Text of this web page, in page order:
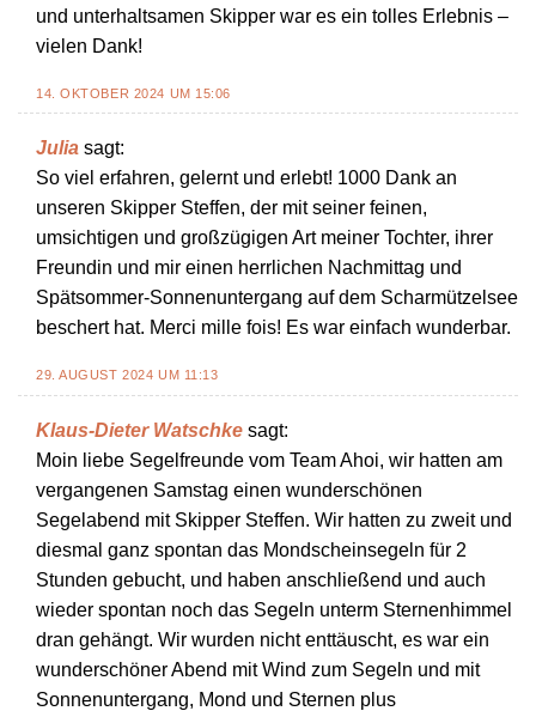
und unterhaltsamen Skipper war es ein tolles Erlebnis –
vielen Dank!
14. OKTOBER 2024 UM 15:06
Julia sagt:
So viel erfahren, gelernt und erlebt! 1000 Dank an
unseren Skipper Steffen, der mit seiner feinen,
umsichtigen und großzügigen Art meiner Tochter, ihrer
Freundin und mir einen herrlichen Nachmittag und
Spätsommer-Sonnenuntergang auf dem Scharmützelsee
beschert hat. Merci mille fois! Es war einfach wunderbar.
29. AUGUST 2024 UM 11:13
Klaus-Dieter Watschke sagt:
Moin liebe Segelfreunde vom Team Ahoi, wir hatten am
vergangenen Samstag einen wunderschönen
Segelabend mit Skipper Steffen. Wir hatten zu zweit und
diesmal ganz spontan das Mondscheinsegeln für 2
Stunden gebucht, und haben anschließend und auch
wieder spontan noch das Segeln unterm Sternenhimmel
dran gehängt. Wir wurden nicht enttäuscht, es war ein
wunderschöner Abend mit Wind zum Segeln und mit
Sonnenuntergang, Mond und Sternen plus